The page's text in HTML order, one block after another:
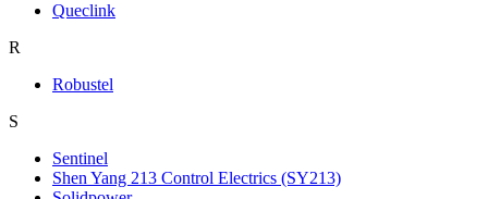
Queclink
R
Robustel
S
Sentinel
Shen Yang 213 Control Electrics (SY213)